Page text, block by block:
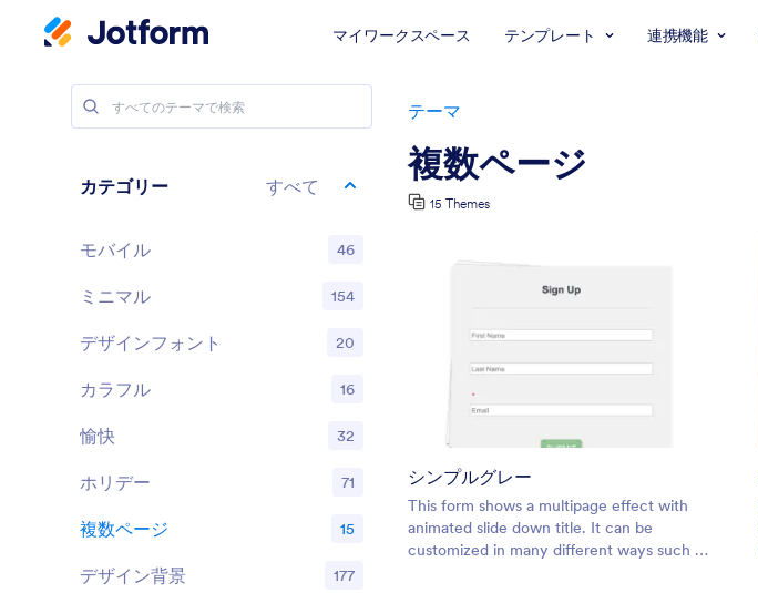
マイワークスペース テンプレート 連携機能
テーマ
複数ページ
15 Themes
シンプルグレー
This form shows a multipage effect with
animated slide down title. It can be
customized in many different ways such as
カテゴリー すべて
モバイル 46
ミニマル 154
デザインフォント 20
カラフル 16
愉快 32
ホリデー 71
複数ページ 15
デザイン背景 177